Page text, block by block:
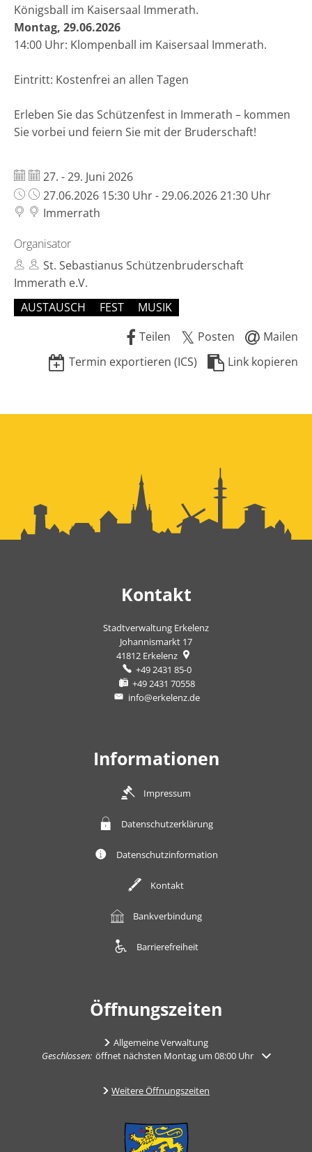
Königsball im Kaisersaal Immerath.
Montag, 29.06.2026
14:00 Uhr: Klompenball im Kaisersaal Immerath.
Eintritt: Kostenfrei an allen Tagen
Erleben Sie das Schützenfest in Immerath – kommen
Sie vorbei und feiern Sie mit der Bruderschaft!
Datum:
27. - 29. Juni 2026
Uhrzeit:
27.06.2026 15:30 Uhr - 29.06.2026 21:30 Uhr
Immerrath
Organisator
St. Sebastianus Schützenbruderschaft
Immerath e.V.
AUSTAUSCH
FEST
MUSIK
Teilen
Posten
Mailen
Termin exportieren (ICS)
Link kopieren
Kontakt
Stadtverwaltung Erkelenz
Johannismarkt 17
41812 Erkelenz
+49 2431 85-0
+49 2431 70558
info@erkelenz.de
Informationen
Impressum
Datenschutzerklärung
Datenschutzinformation
Kontakt
Bankverbindung
Barrierefreiheit
Öffnungszeiten
Allgemeine Verwaltung
Klicken, um weitere Öffnungs- oder Schließzeiten auszublenden
Geschlossen: öffnet nächsten Montag um 08:00 Uhr
Weitere Öffnungszeiten